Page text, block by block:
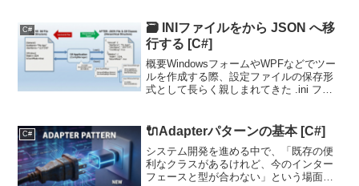
C#
🗃️ INIファイルをから JSON へ移
行する [C#]
概要WindowsフォームやWPFなどでツー
ルを作成する際、設定ファイルの保存形
式として長らく親しまれてきた .ini ファ
扱うため、現代の開発では JSON 形式へ
C# 🔌Adapterパターンの基本 [C#]
システム開発を進める中で、「既存の便
利なクラスがあるけれど、今のインター
フェースと型が合わない」という場面に